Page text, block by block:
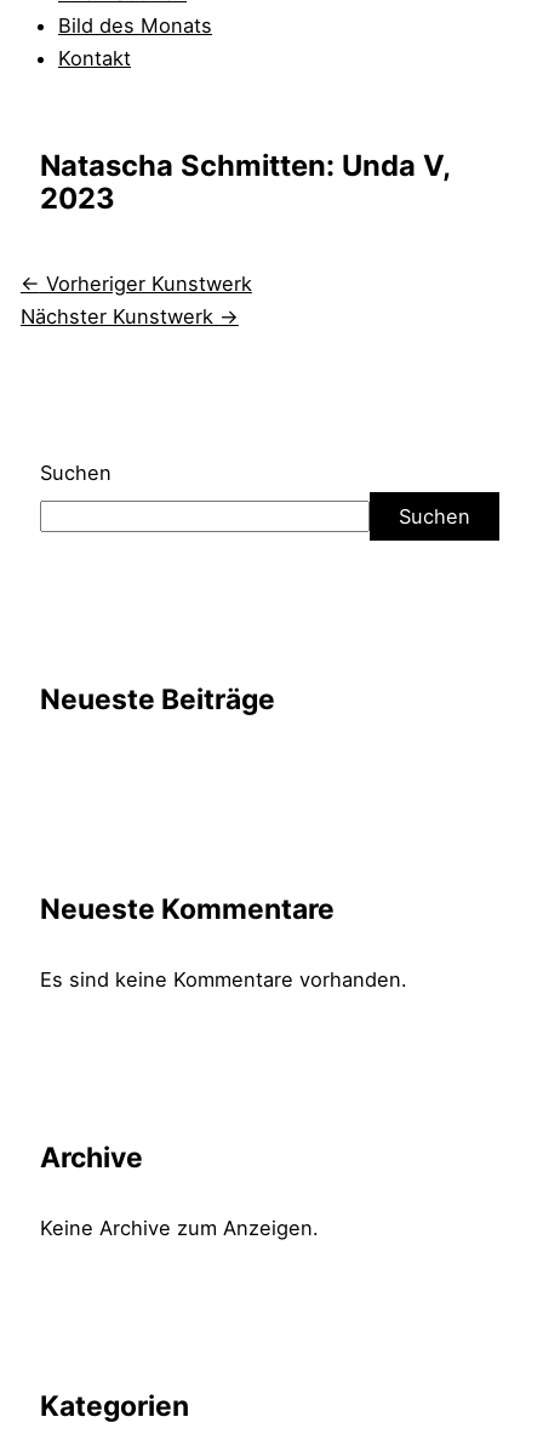
Bild des Monats
Kontakt
Natascha Schmitten: Unda V,
2023
← Vorheriger Kunstwerk
Nächster Kunstwerk →
Suchen
Suchen
Neueste Beiträge
Neueste Kommentare
Es sind keine Kommentare vorhanden.
Archive
Keine Archive zum Anzeigen.
Kategorien